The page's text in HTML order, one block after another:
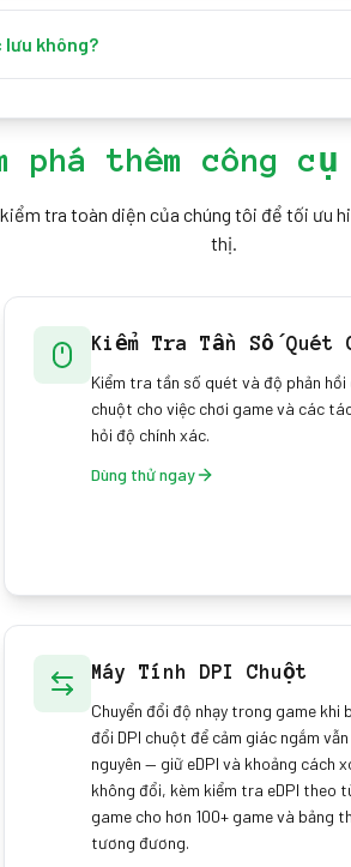
soát tinh hơn, di chuyển từ cánh tay
chất lượng có ma sát ổn định và luyện tập
không?
giờ rời khỏi thiết bị của bạn — xóa bộ nhớ
phá thêm công
tra toàn diện của chúng tôi để tối ưu
thị.
Kiểm Tra Tần Số Quét
Kiểm tra tần số quét và độ phản hồi
chuột cho việc chơi game và các
hỏi độ chính xác.
Dùng thử ngay
Máy Tính DPI Chuột
Chuyển đổi độ nhạy trong game khi
đổi DPI chuột để cảm giác ngắm
nguyên — giữ eDPI và khoảng cách
không đổi, kèm kiểm tra eDPI theo
game cho hơn 100+ game và bảng
tương đương.